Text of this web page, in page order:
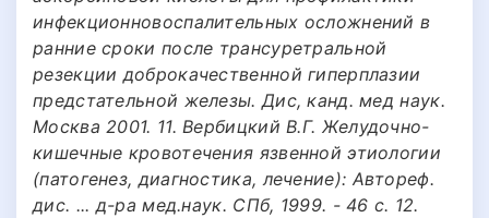
инфекционновоспалительных осложнений в
ранние сроки после трансуретральной
резекции доброкачественной гиперплазии
предстательной железы. Дис, канд. мед наук.
Москва 2001. 11. Вербицкий В.Г. Желудочно-
кишечные кровотечения язвенной этиологии
(патогенез, диагностика, лечение): Автореф.
дис. ... д-ра мед.наук. СПб, 1999. - 46 с. 12.